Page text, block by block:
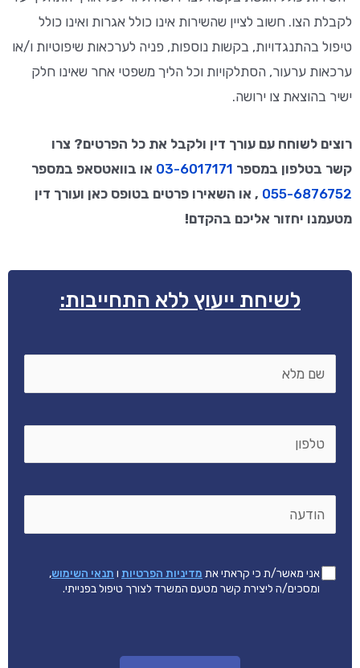
לקבלת הצו. חשוב לציין שהשירות אינו כולל אגרות ואינו כולל
טיפול בהתנגדויות, בקשות נוספות, פניה לערכאות שיפוטיות ו/או
ערכאות ערעור, הסתלקויות וכל הליך משפטי אחר שאינו חלק
ישיר בהוצאת צו ירושה.
רוצים לשוחח עם עורך דין ולקבל את כל הפרטים? צרו
קשר בטלפון במספר 03-6017171 או בוואטסאפ במספר
055-6876752 , או השאירו פרטים בטופס כאן ועורך דין
מטעמנו יחזור אליכם בהקדם!
לשיחת ייעוץ ללא התחייבות:
מלא
אישור
תנאים
*
אני מאשר/ת כי קראתי את מדיניות הפרטיות תנאי השימוש,
ומסכים/ה ליצירת קשר מטעם המשרד לצורך טיפול בפנייתי.